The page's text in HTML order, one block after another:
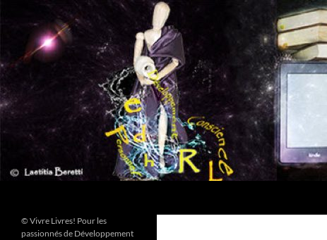
contenu
© Vivre Livres! Pour les
passionnés de Développement